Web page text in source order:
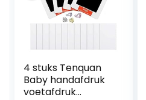
4 stuks Tenquan
Baby handafdruk
voetafdruk